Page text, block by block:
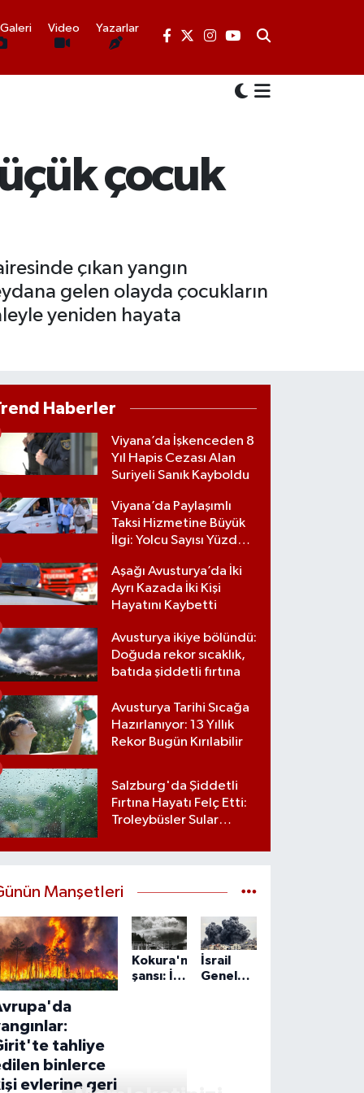
Video Yazarlar
çocuk
çıkan yangın
gelen olayda çocukların
yeniden hayata
Haberler
Viyana’da İşkenceden 8
Yıl Hapis Cezası Alan
Suriyeli Sanık Kayboldu
Viyana’da Paylaşımlı
Taksi Hizmetine Büyük
İlgi: Yolcu Sayısı Yüzde
Aşağı Avusturya’da İki
Ayrı Kazada İki Kişi
Hayatını Kaybetti
Avusturya ikiye bölündü:
Doğuda rekor sıcaklık,
batıda şiddetli fırtına
Avusturya Tarihi Sıcağa
Hazırlanıyor: 13 Yıllık
Rekor Bugün Kırılabilir
Salzburg'da Şiddetli
Fırtına Hayatı Felç Etti:
Troleybüsler Sular
Manşetleri
tahliye
binlerce
evlerine geri
Kokura'nın
şansı: İki
İsrail
Genelkurmay